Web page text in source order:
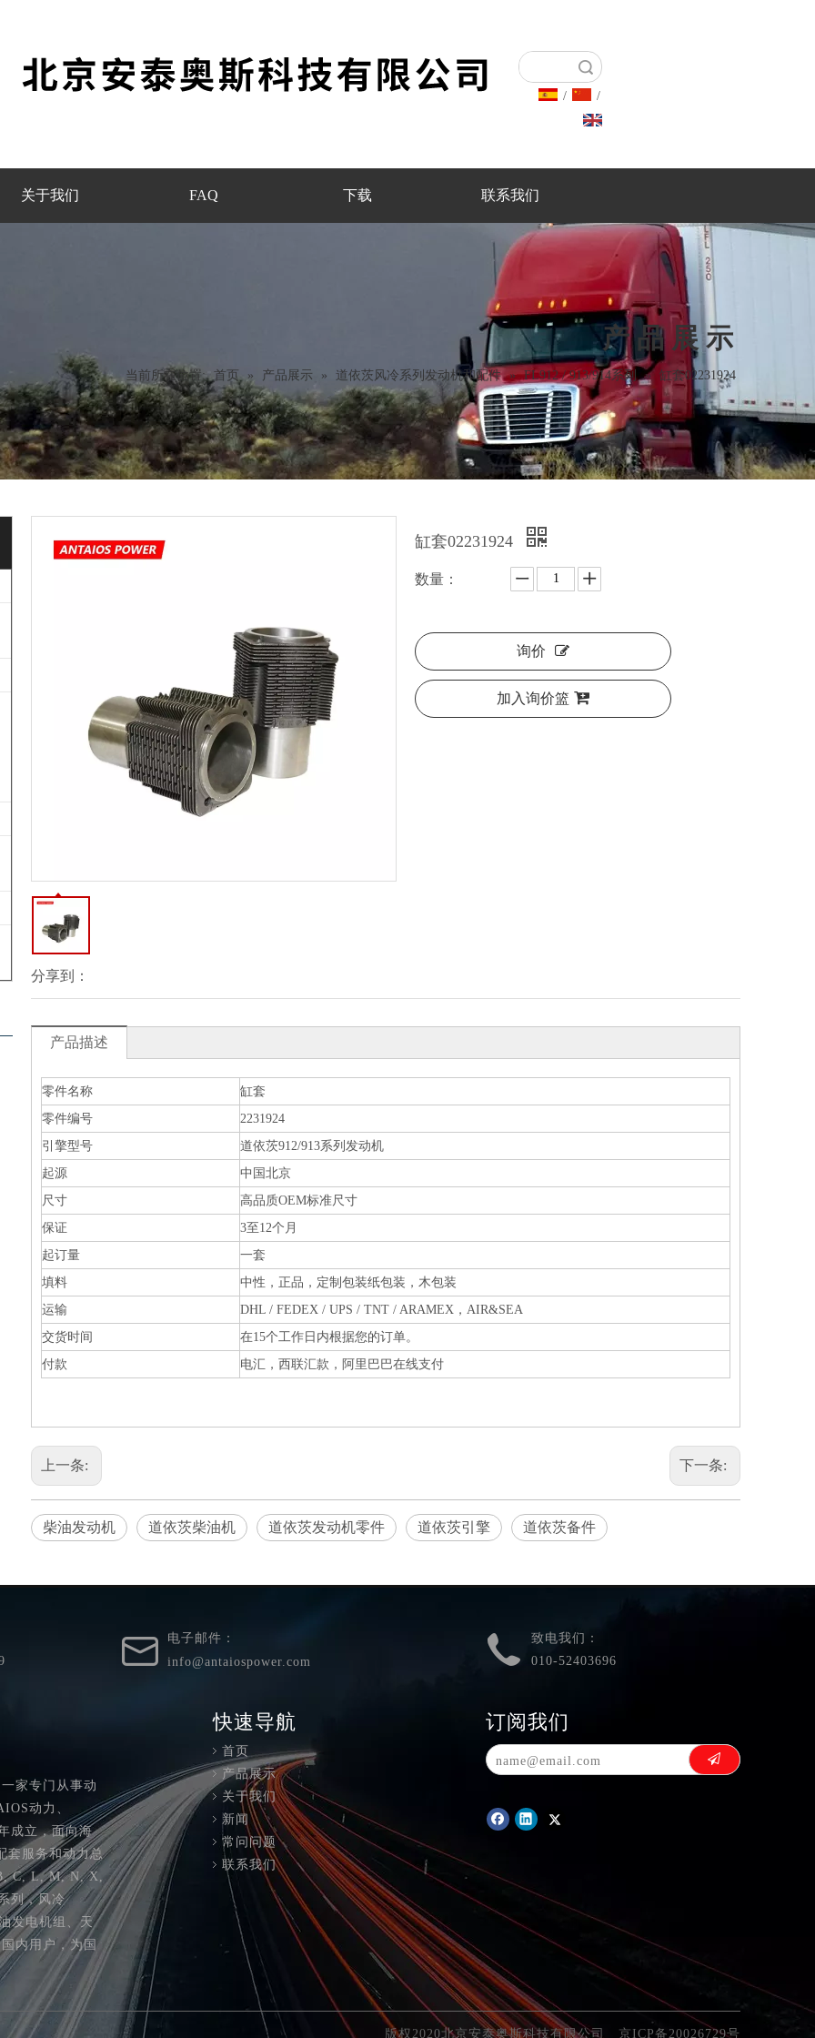
/ /
关于我们 FAQ 下载 联系我们
产品展示
当前所在位置: 首页 » 产品展示 » 道依茨风冷系列发动机和配件 » FL912 / 913/914系列 » 缸套02231924
分享到：
缸套02231924
数量：
询价
加入询价篮
产品描述
零件名称
缸套
零件编号
2231924
引擎型号
道依茨912/913系列发动机
起源
中国北京
尺寸
高品质OEM标准尺寸
保证
3至12个月
起订量
一套
填料
中性，正品，定制包装纸包装，木包装
运输
DHL / FEDEX / UPS / TNT / ARAMEX，AIR&SEA
交货时间
在15个工作日内根据您的订单。
付款
电汇，西联汇款，阿里巴巴在线支付
上一条: 下一条:
柴油发动机 道依茨柴油机 道依茨发动机零件 道依茨引擎 道依茨备件
电子邮件：
info@antaiospower.com
致电我们：
010-52403696
家专门从事动
动力、
成立，面向海
套服务和动力总
C, L, M, N, X,
列，风冷
发电机组、天
内用户，为国
快速导航
首页
产品展示
关于我们
新闻
常问问题
联系我们
订阅我们
版权2020北京安泰奥斯科技有限公司 京ICP备20026729号